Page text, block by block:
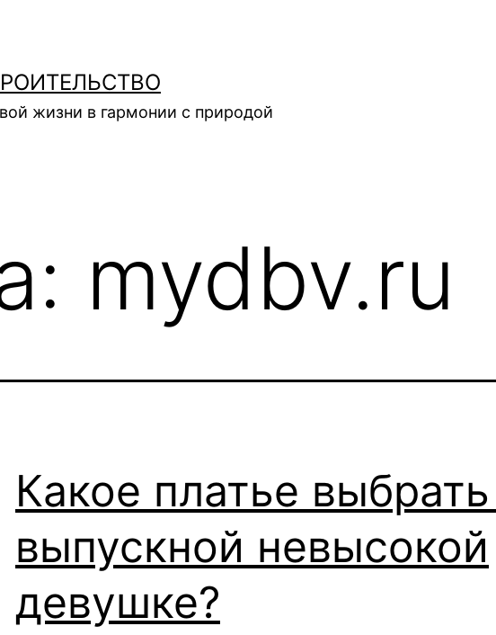
жизни в гармонии с природой
mydbv.ru
Какое платье
выпускной невысокой
девушке?